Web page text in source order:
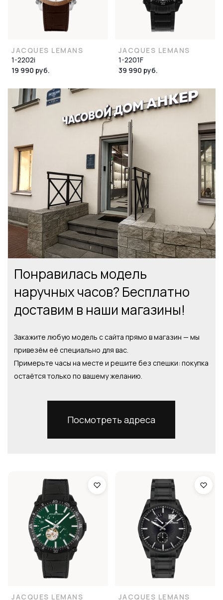
JACQUES LEMANS
1-2202i
19 990 руб.
JACQUES LEMANS
1-2201F
39 990 руб.
Понравилась модель
наручных часов? Бесплатно
доставим в наши магазины!
Закажите любую модель с сайта прямо в магазин — мы
привезём её специально для вас.
Примерьте часы на месте и решите без спешки: покупка
остаётся только по вашему желанию.
Посмотреть адреса
JACQUES LEMANS JACQUES LEMANS